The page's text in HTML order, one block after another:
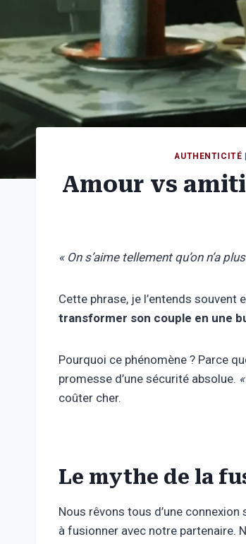
AUTHENTICITÉ
Amour vs
« On s’aime tellement qu’on n’a
Cette phrase, je l’entends
transformer son couple en une
Pourquoi ce phénomène ? Parce
promesse d’une sécurité absolue.
coûter cher.
Le mythe de la
Nous rêvons tous d’une
à fusionner avec notre partenaire.